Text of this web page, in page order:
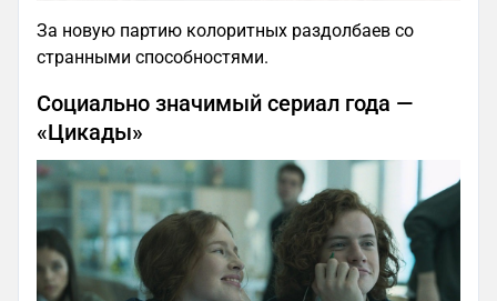
За новую партию колоритных раздолбаев со
странными способностями.
Социально значимый сериал года —
«Цикады»